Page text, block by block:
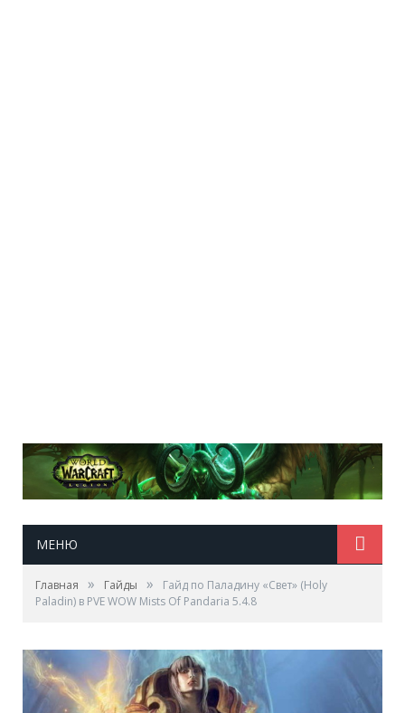
МЕНЮ
Главная » Гайды »
Гайд по Паладину «Свет» (Holy
Paladin) в PVE WOW Mists Of Pandaria 5.4.8